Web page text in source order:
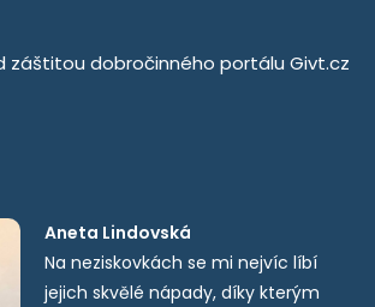
záštitou dobročinného portálu Givt.cz
Aneta Lindovská
Na neziskovkách se mi nejvíc líbí
jejich skvělé nápady, díky kterým